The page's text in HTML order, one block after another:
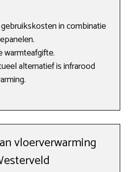
in combinatie
warmteafgifte.
alternatief is infrarood
vloerverwarming